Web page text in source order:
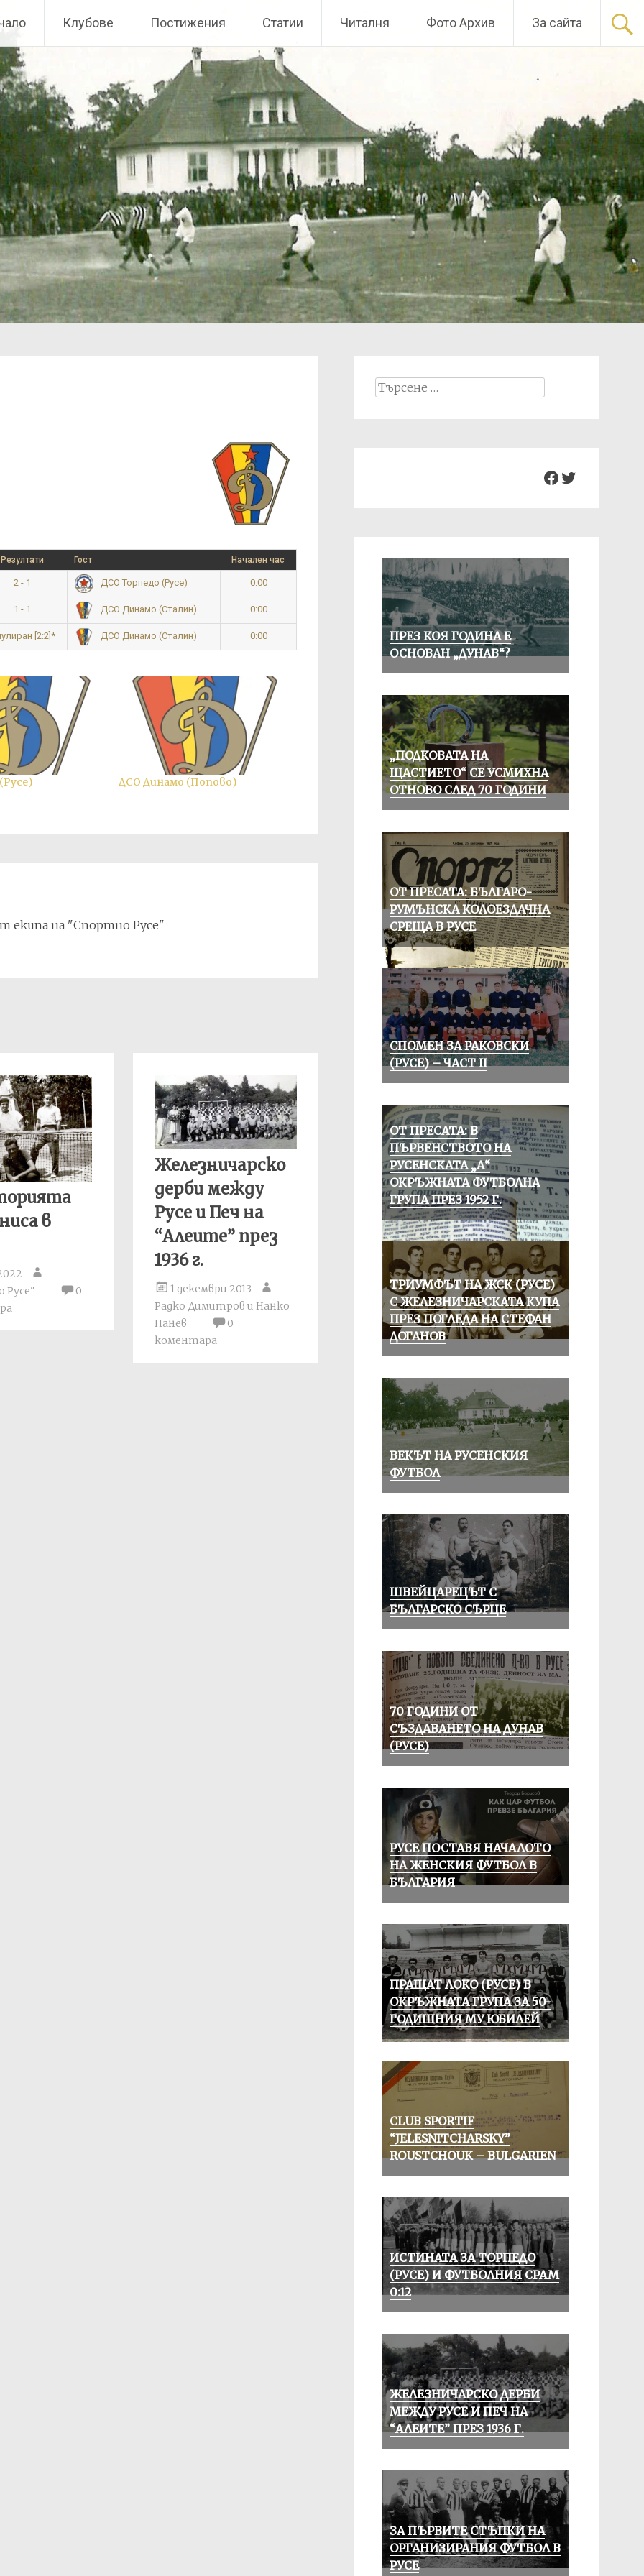
Клубове Постижения Статии Читалня Фото Архив За сайта
Резултати Гост Начален час
2 - 1 ДСО Торпедо (Русе) 0:00
1 - 1 ДСО Динамо (Сталин) 0:00
[2:2]* ДСО Динамо (Сталин) 0:00
ДСО Динамо (Попово)
екипа на "Спортно Русе"
в
Русе"
0
Железничарско
дерби между
Русе и Печ на
“Алеите” през
1936 г.
1 декември 2013
Радко Димитров и Нанко
Нанев
0
коментара
Search
Facebook
Twitter
ПРЕЗ КОЯ ГОДИНА Е
ОСНОВАН „ДУНАВ“?
„ПОДКОВАТА НА
ЩАСТИЕТО“ СЕ УСМИХНА
ОТНОВО СЛЕД 70 ГОДИНИ
ОТ ПРЕСАТА: БЪЛГАРО-
РУМЪНСКА КОЛОЕЗДАЧНА
СРЕЩА В РУСЕ
СПОМЕН ЗА РАКОВСКИ
(РУСЕ) – ЧАСТ II
ОТ ПРЕСАТА: В
ПЪРВЕНСТВОТО НА
РУСЕНСКАТА „А“
ОКРЪЖНАТА ФУТБОЛНА
ГРУПА ПРЕЗ 1952 Г.
ТРИУМФЪТ НА ЖСК (РУСЕ)
С ЖЕЛЕЗНИЧАРСКАТА КУПА
ПРЕЗ ПОГЛЕДА НА СТЕФАН
ДОГАНОВ
ВЕКЪТ НА РУСЕНСКИЯ
ФУТБОЛ
ШВЕЙЦАРЕЦЪТ С
БЪЛГАРСКО СЪРЦЕ
70 ГОДИНИ ОТ
СЪЗДАВАНЕТО НА ДУНАВ
(РУСЕ)
РУСЕ ПОСТАВЯ НАЧАЛОТО
НА ЖЕНСКИЯ ФУТБОЛ В
БЪЛГАРИЯ
ПРАЩАТ ЛОКО (РУСЕ) В
ОКРЪЖНАТА ГРУПА ЗА 50-
ГОДИШНИЯ МУ ЮБИЛЕЙ
CLUB SPORTIF
“JELESNITCHARSKY”
ROUSTCHOUK – BULGARIEN
ИСТИНАТА ЗА ТОРПЕДО
(РУСЕ) И ФУТБОЛНИЯ СРАМ
0:12
ЖЕЛЕЗНИЧАРСКО ДЕРБИ
МЕЖДУ РУСЕ И ПЕЧ НА
“АЛЕИТЕ” ПРЕЗ 1936 Г.
ЗА ПЪРВИТЕ СТЪПКИ НА
ОРГАНИЗИРАНИЯ ФУТБОЛ В
РУСЕ